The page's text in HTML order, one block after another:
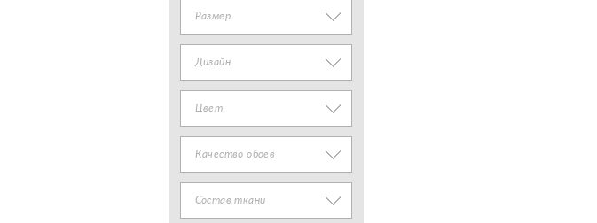
Размер
Дизайн
Цвет
Качество обоев
Состав ткани